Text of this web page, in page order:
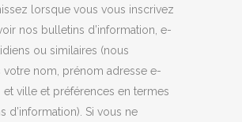
lorsque vous vous inscrivez
nos bulletins d’information, e-
ou similaires (nous
nom, prénom adresse e-
ville et préférences en termes
d’information). Si vous ne